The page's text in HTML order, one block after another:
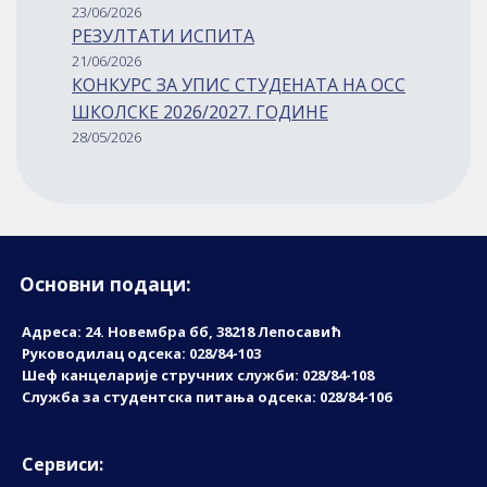
23/06/2026
РЕЗУЛТАТИ ИСПИТА
21/06/2026
КОНКУРС ЗА УПИС СТУДЕНАТА НА ОСС
ШКОЛСКЕ 2026/2027. ГОДИНЕ
28/05/2026
Основни подаци:
Адреса: 24. Новембрa бб, 38218 Лепосавић
Руководилац одсека: 028/84-103
Шеф канцеларије стручних служби: 028/84-108
Служба за студентска питања одсека: 028/84-106
Сервиси: